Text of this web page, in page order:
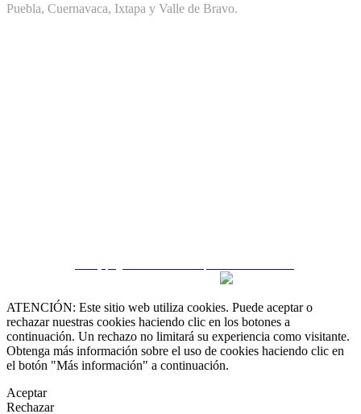
Puebla, Cuernavaca, Ixtapa y Valle de Bravo.
ATENCIÓN: Este sitio web utiliza cookies. Puede aceptar o
rechazar nuestras cookies haciendo clic en los botones a
continuación. Un rechazo no limitará su experiencia como visitante.
Obtenga más información sobre el uso de cookies haciendo clic en
el botón "Más información" a continuación.
Aceptar
Rechazar